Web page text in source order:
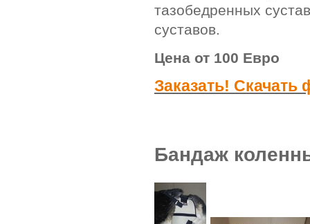
тазобедренных
суставов.
Цена от 100 Евро
Заказать! Скачать
Бандаж